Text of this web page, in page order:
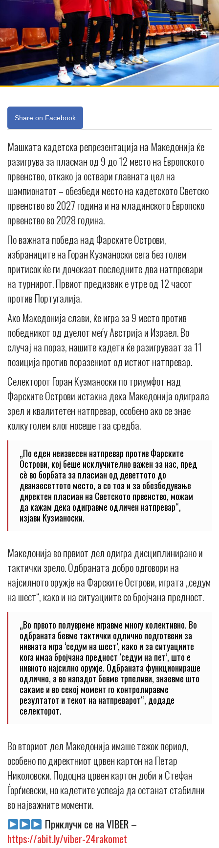
Share on Facebook
Машката кадетска репрезентација на Македонија ќе
разигрува за пласман од 9 до 12 место на Европското
првенство, откако ја оствари главната цел на
шампионатот – обезбеди место на кадетското Светско
првенство во 2027 година и на младинското Европско
првенство во 2028 година.
По важната победа над Фарските Острови,
избраниците на Горан Кузманоски сега без голем
притисок ќе ги дочекаат последните два натпревари
на турнирот. Првиот предизвик е утре од 12 часот
против Португалија.
Ако Македонија слави, ќе игра за 9 место против
победникот од дуелот меѓу Австрија и Израел. Во
случај на пораз, нашите кадети ќе разигруваат за 11
позиција против поразениот од истиот натпревар.
Селекторот Горан Кузманоски по триумфот над
Фарските Острови истакна дека Македонија одиграла
зрел и квалитетен натпревар, особено ако се знае
колку голем влог носеше таа средба.
„По еден неизвесен натпревар против Фарските
Острови, кој беше исклучително важен за нас, пред
сè во борбата за пласман од деветтото до
дванаесеттото место, а со тоа и за обезбедување
директен пласман на Светското првенство, можам
да кажам дека одигравме одличен натпревар“,
изјави Кузманоски.
Македонија во првиот дел одигра дисциплинирано и
тактички зрело. Одбраната добро одговори на
најсилното оружје на Фарските Острови, играта „седум
на шест“, како и на ситуациите со бројчана предност.
„Во првото полувреме игравме многу колективно. Во
одбраната бевме тактички одлично подготвени за
нивната игра ‘седум на шест’, како и за ситуациите
кога имаа бројчана предност ‘седум на пет’, што е
нивното најсилно оружје. Одбраната функционираше
одлично, а во нападот бевме трпеливи, знаевме што
сакаме и во секој момент го контролиравме
резултатот и текот на натпреварот“, додаде
селекторот.
Во вториот дел Македонија имаше тежок период,
особено по директниот црвен картон на Петар
Николовски. Подоцна црвен картон доби и Стефан
Ѓорѓиевски, но кадетите успеаја да останат стабилни
во најважните моменти.
Приклучи се на VIBER –
https://abit.ly/viber-24rakomet